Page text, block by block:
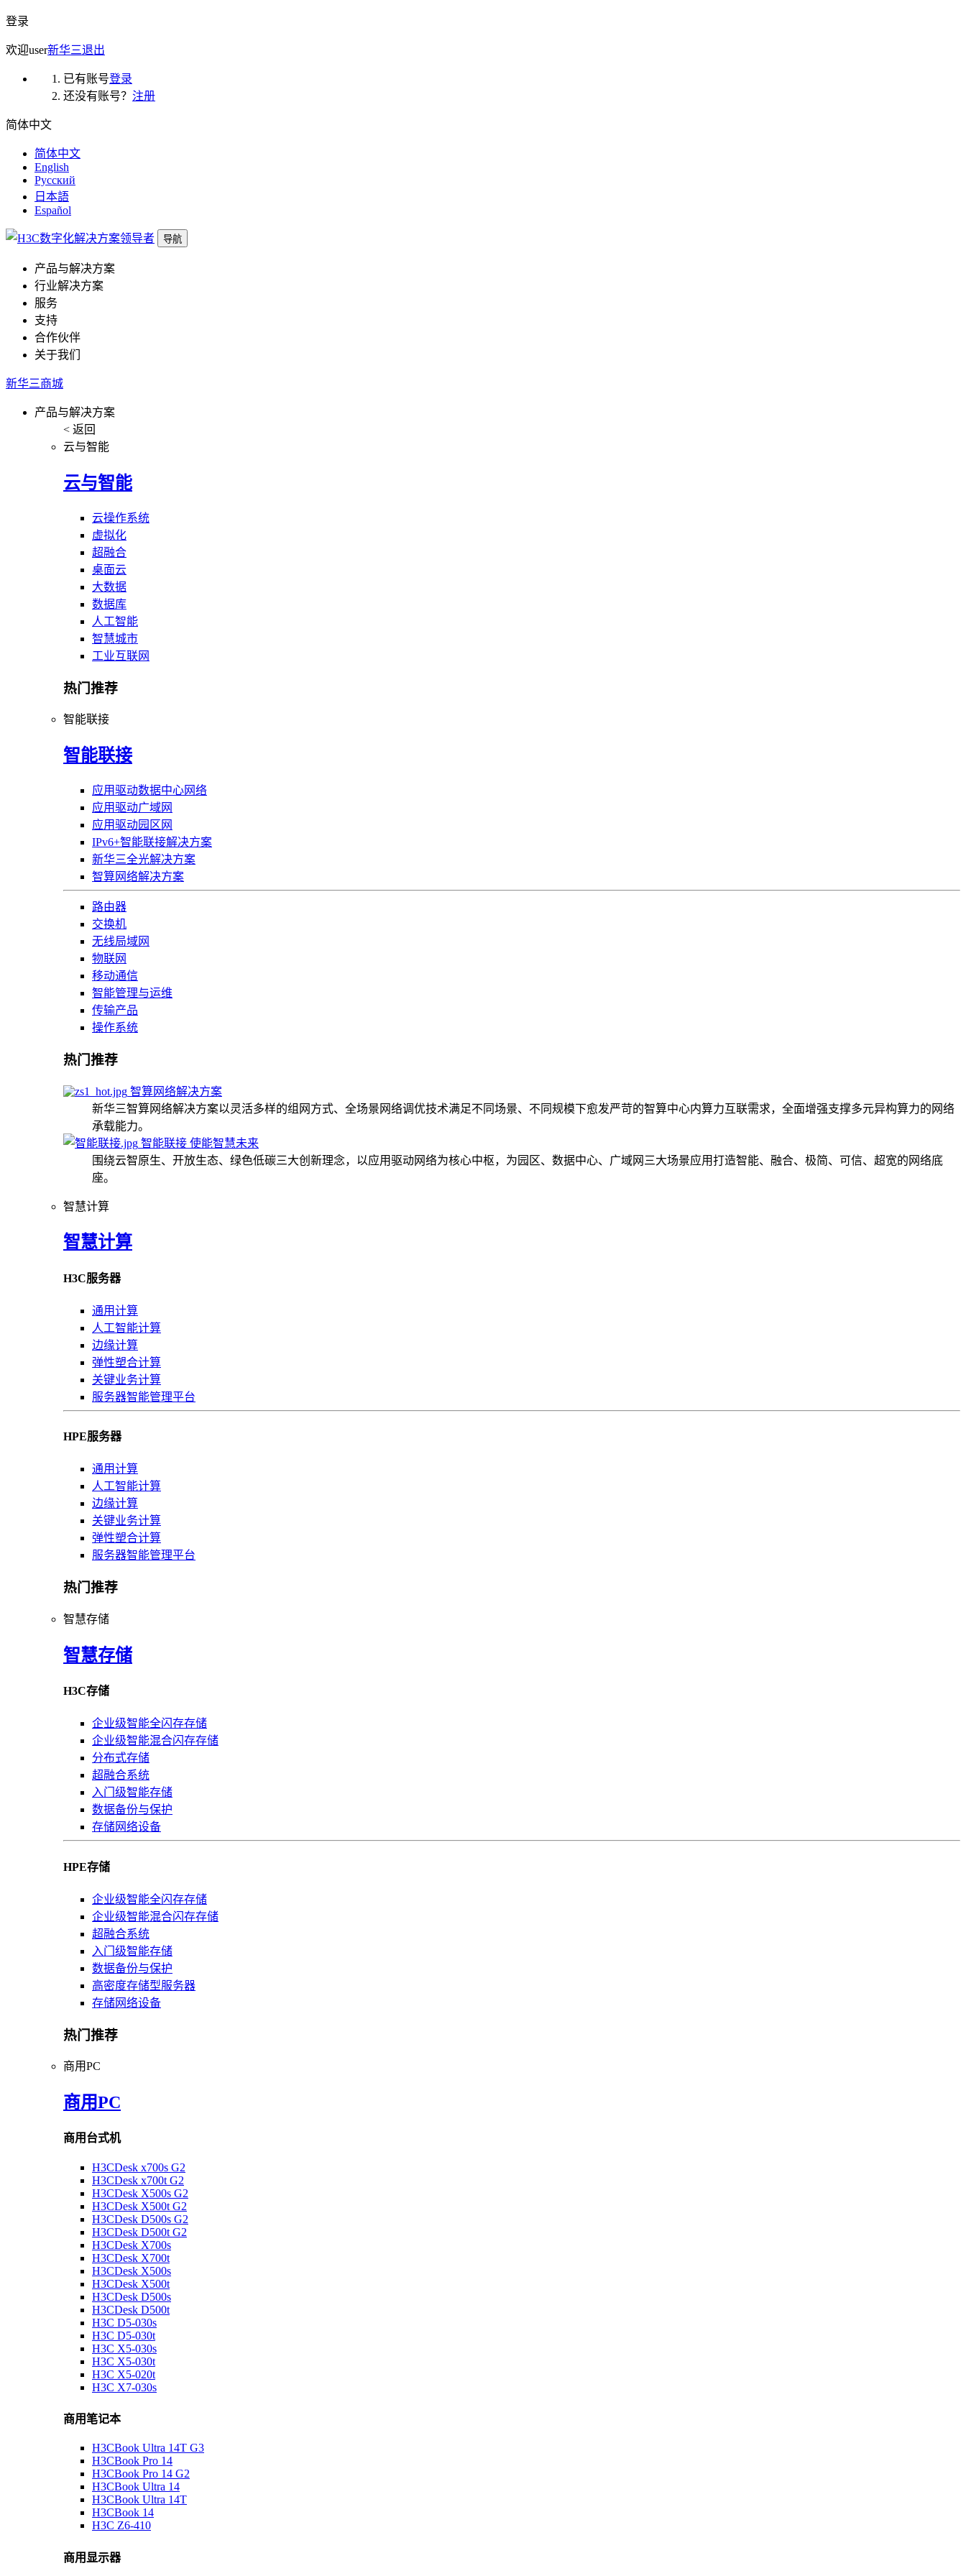
登录
欢迎user新华三退出
已有账号登录
还没有账号？ 注册
简体中文
简体中文
English
Русский
日本語
Español
导航
产品与解决方案
行业解决方案
服务
支持
合作伙伴
关于我们
新华三商城
产品与解决方案
< 返回
云与智能
云与智能
云操作系统
虚拟化
超融合
桌面云
大数据
数据库
人工智能
智慧城市
工业互联网
热门推荐
智能联接
智能联接
应用驱动数据中心网络
应用驱动广域网
应用驱动园区网
IPv6+智能联接解决方案
新华三全光解决方案
智算网络解决方案
路由器
交换机
无线局域网
物联网
移动通信
智能管理与运维
传输产品
操作系统
热门推荐
智算网络解决方案
新华三智算网络解决方案以灵活多样的组网方式、全场景网络调优技术满足不同场景、不同规模下愈发严苛的智算中心内算力互联需求，全面增强支撑多元异构算力的网络
承载能力。
智能联接 使能智慧未来
围绕云智原生、开放生态、绿色低碳三大创新理念，以应用驱动网络为核心中枢，为园区、数据中心、广域网三大场景应用打造智能、融合、极简、可信、超宽的网络底
座。
智慧计算
智慧计算
H3C服务器
通用计算
人工智能计算
边缘计算
弹性塑合计算
关键业务计算
服务器智能管理平台
HPE服务器
通用计算
人工智能计算
边缘计算
关键业务计算
弹性塑合计算
服务器智能管理平台
热门推荐
智慧存储
智慧存储
H3C存储
企业级智能全闪存存储
企业级智能混合闪存存储
分布式存储
超融合系统
入门级智能存储
数据备份与保护
存储网络设备
HPE存储
企业级智能全闪存存储
企业级智能混合闪存存储
超融合系统
入门级智能存储
数据备份与保护
高密度存储型服务器
存储网络设备
热门推荐
商用PC
商用PC
商用台式机
H3CDesk x700s G2
H3CDesk x700t G2
H3CDesk X500s G2
H3CDesk X500t G2
H3CDesk D500s G2
H3CDesk D500t G2
H3CDesk X700s
H3CDesk X700t
H3CDesk X500s
H3CDesk X500t
H3CDesk D500s
H3CDesk D500t
H3C D5-030s
H3C D5-030t
H3C X5-030s
H3C X5-030t
H3C X5-020t
H3C X7-030s
商用笔记本
H3CBook Ultra 14T G3
H3CBook Pro 14
H3CBook Pro 14 G2
H3CBook Ultra 14
H3CBook Ultra 14T
H3CBook 14
H3C Z6-410
商用显示器